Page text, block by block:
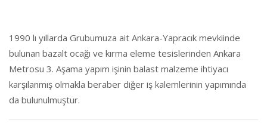
1990 lı yıllarda Grubumuza ait Ankara-Yapracık mevkiinde
bulunan bazalt ocağı ve kırma eleme tesislerinden Ankara
Metrosu 3. Aşama yapım işinin balast malzeme ihtiyacı
karşılanmış olmakla beraber diğer iş kalemlerinin yapımında
da bulunulmuştur.